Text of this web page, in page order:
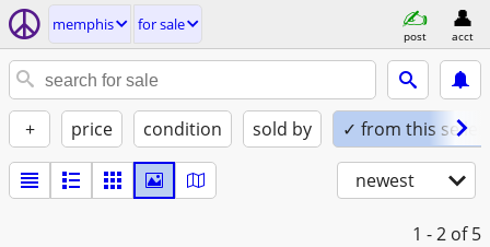
memphis for sale
post acct
+ price condition sold by ✓ from this seller
newest
1 - 2 of 5